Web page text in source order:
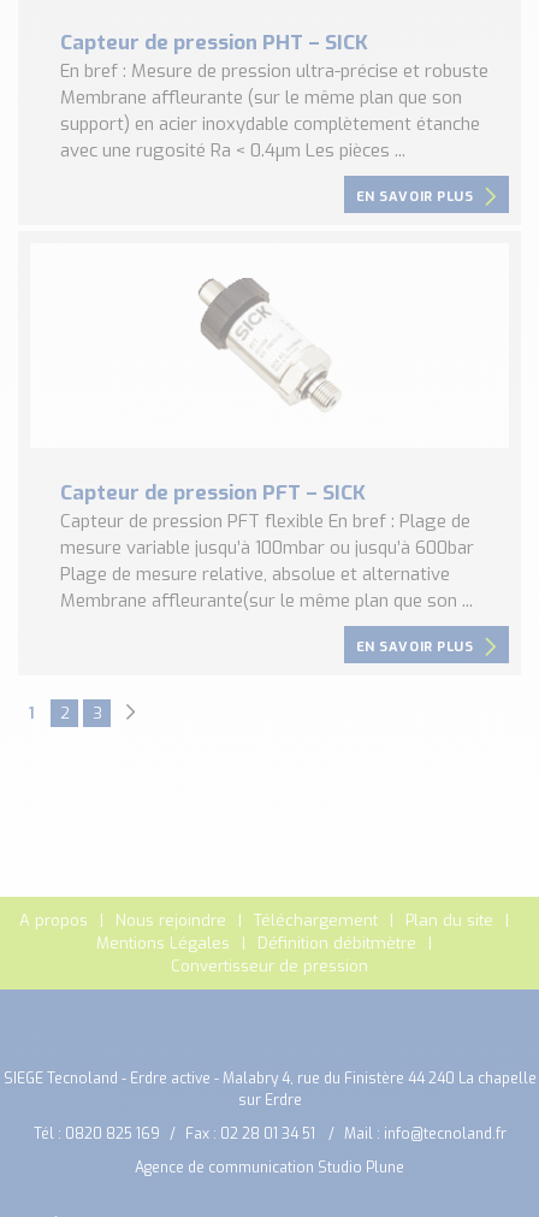
Capteur de pression PHT – SICK
En bref : Mesure de pression ultra-précise et robuste
Membrane affleurante (sur le même plan que son
support) en acier inoxydable complètement étanche
avec une rugosité Ra < 0.4µm Les pièces ...
EN SAVOIR PLUS
Capteur de pression PFT – SICK
Capteur de pression PFT flexible En bref : Plage de
mesure variable jusqu’à 100mbar ou jusqu’à 600bar
Plage de mesure relative, absolue et alternative
Membrane affleurante(sur le même plan que son ...
EN SAVOIR PLUS
1 2 3
A propos Nous rejoindre Téléchargement
Plan du site
Mentions Légales
Définition débitmètre
Convertisseur de pression
SIEGE Tecnoland - Erdre active - Malabry 4, rue du Finistère 44 240 La chapelle
sur Erdre
Tél : 0820 825 169 Fax : 02 28 01 34 51 Mail : info@tecnoland.fr
Agence de communication Studio Plune